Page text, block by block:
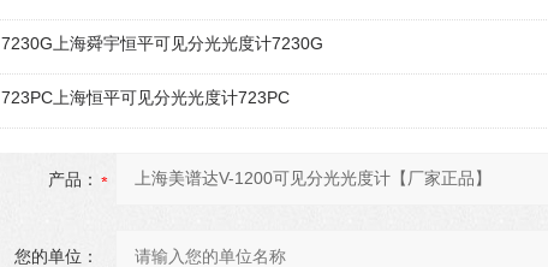
7230G上海舜宇恒平可见分光光度计7230G
723PC上海恒平可见分光光度计723PC
产品：
您的单位：